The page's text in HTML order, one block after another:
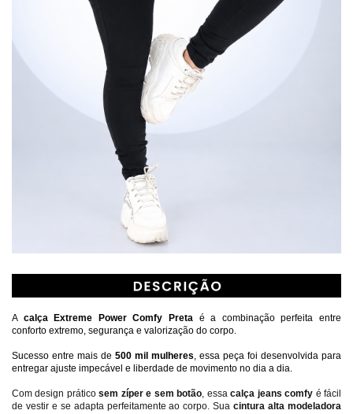
A calça Extreme Power Comfy Preta é a combinação perfeita entre
conforto extremo, segurança e valorização do corpo.
Sucesso entre mais de 500 mil mulheres, essa peça foi desenvolvida para
entregar ajuste impecável e liberdade de movimento no dia a dia.
Com design prático sem zíper e sem botão, essa calça jeans comfy é fácil
de vestir e se adapta perfeitamente ao corpo. Sua cintura alta modeladora